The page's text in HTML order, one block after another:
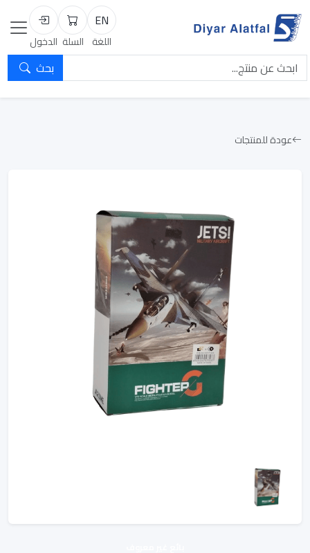
EN
اللغة
السلة
السلة
تسجيل
الدخول
بحث
عودة للمنتجات